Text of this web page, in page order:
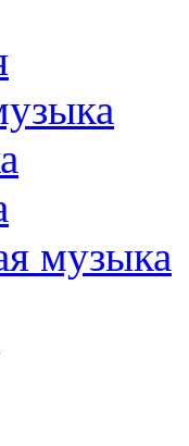
музыка